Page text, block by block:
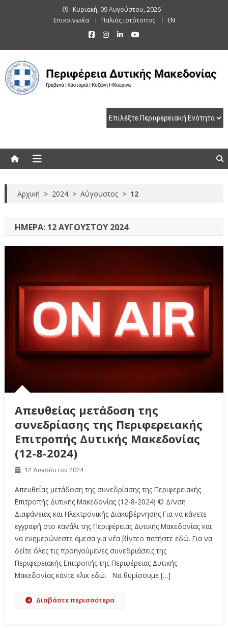
Κυριακή, 09 Αυγούστου, 2026
Επικοινωνία
Παλιός ιστότοπος EN
Αρχική > 2024 > Αύγουστος > 12
ΗΜΈΡΑ: 12 ΑΥΓΟΎΣΤΟΥ 2024
Απευθείας μετάδοση της
συνεδρίασης της Περιφερειακής
Επιτροπής Δυτικής Μακεδονίας
(12-8-2024)
12 Αυγούστου 2024
Απευθείας μετάδοση της συνεδρίασης της Περιφερειακής
Επιτροπής Δυτικής Μακεδονίας (12-8-2024) © Δ/νση
Διαφάνειας και Ηλεκτρονικής Διακυβέρνησης Για να κάνετε
εγγραφή στο κανάλι της Περιφέρειας Δυτικής Μακεδονίας και
να ενημερώνεστε άμεσα για νέα βίντεο πατήστε εδώ. Για να
δείτε όλες τις προηγούμενες συνεδριάσεις της
Περιφερειακής Επιτροπής της Περιφέρειας Δυτικής
Μακεδονίας κάντε κλικ εδώ. Να θυμίσουμε […]
Διαβάστε περισσότερα